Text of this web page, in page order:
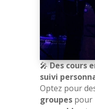
🎤Des cours
suivi
Optez pour
groupespour